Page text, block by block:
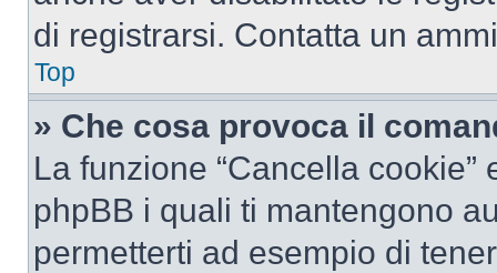
di registrarsi. Contatta un
Top
» Che cosa provoca il
La funzione “Cancella
phpBB i quali ti mantengono
permetterti ad esempio di